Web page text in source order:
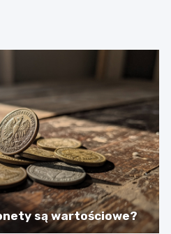
są wartościowe?